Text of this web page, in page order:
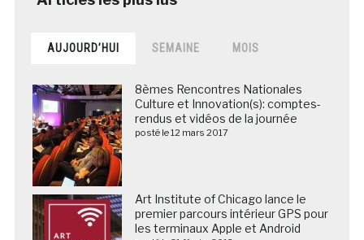
AUJOURD’HUI SEMAINE MOIS
8èmes Rencontres Nationales
Culture et Innovation(s): comptes-
rendus et vidéos de la journée
posté le 12 mars 2017
Art Institute of Chicago lance le
premier parcours intérieur GPS pour
les terminaux Apple et Android